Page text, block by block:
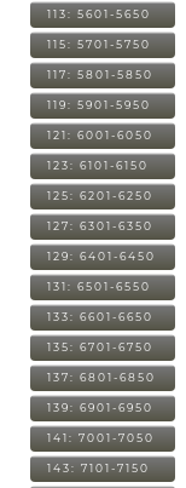
113: 5601-5650
115: 5701-5750
117: 5801-5850
119: 5901-5950
121: 6001-6050
123: 6101-6150
125: 6201-6250
127: 6301-6350
129: 6401-6450
131: 6501-6550
133: 6601-6650
135: 6701-6750
137: 6801-6850
139: 6901-6950
141: 7001-7050
143: 7101-7150